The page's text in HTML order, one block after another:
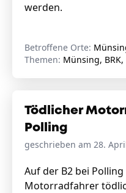
werden.
Betroffene Orte:
Themen: Münsing,
Tödlicher
Polling
geschrieben am 28.
Auf der B2 bei
Motorradfahrer